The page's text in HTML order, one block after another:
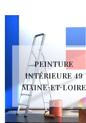
PEINTURE
INTÉRIEURE 49
MAINE-ET-LOIRE